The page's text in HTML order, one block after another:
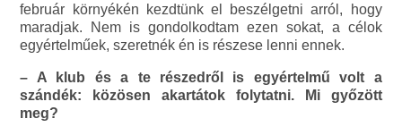
február környékén kezdtünk el beszélgetni arról, hogy
maradjak. Nem is gondolkodtam ezen sokat, a célok
egyértelműek, szeretnék én is részese lenni ennek.
– A klub és a te részedről is egyértelmű volt a
szándék: közösen akartátok folytatni. Mi győzött
meg?